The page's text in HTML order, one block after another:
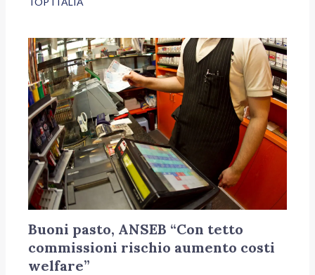
Buoni pasto, ANSEB “Con tetto
commissioni rischio aumento costi
welfare”